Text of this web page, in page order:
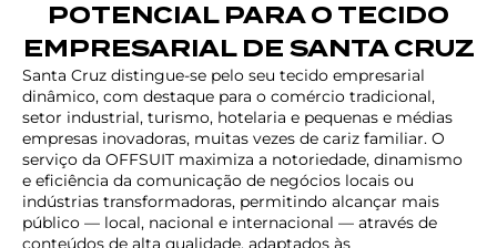
POTENCIAL PARA O TECIDO
EMPRESARIAL DE SANTA CRUZ
Santa Cruz distingue-se pelo seu tecido empresarial
dinâmico, com destaque para o comércio tradicional,
setor industrial, turismo, hotelaria e pequenas e médias
empresas inovadoras, muitas vezes de cariz familiar. O
serviço da OFFSUIT maximiza a notoriedade, dinamismo
e eficiência da comunicação de negócios locais ou
indústrias transformadoras, permitindo alcançar mais
público — local, nacional e internacional — através de
conteúdos de alta qualidade, adaptados às